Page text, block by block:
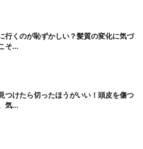
行くのが恥ずかしい？髪質の変化に気づ
そ...
つけたら切ったほうがいい！頭皮を傷つ
気...